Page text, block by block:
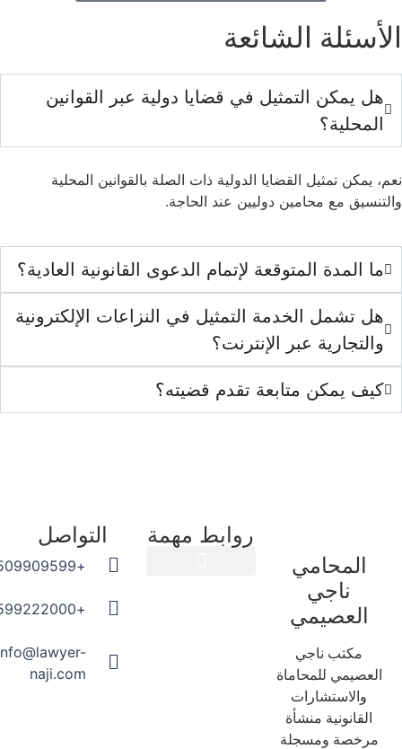
الشائعة
يمكن التمثيل في قضايا دولية عبر القوانين
تمثيل القضايا الدولية ذات الصلة بالقوانين المحلية
مع محامين دوليين عند الحاجة.
المدة المتوقعة لإتمام الدعوى القانونية العادية؟
تشمل الخدمة التمثيل في النزاعات الإلكترونية
عبر الإنترنت؟
يمكن متابعة تقدم قضيته؟
المحامي
ناجي
العصيمي
مكتب ناجي
للمحاماة
والاستشارات
منشأة
ومسجلة
روابط مهمة التواصل
info@lawyer-
naji.com